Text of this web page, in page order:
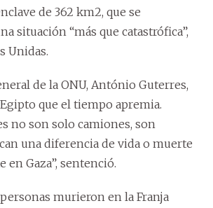
de 362 km2, que se
situación “más que catastrófica”,
Unidas.
de la ONU, António Guterres,
que el tiempo apremia.
no son solo camiones, son
una diferencia de vida o muerte
en Gaza”, sentenció.
personas murieron en la Franja